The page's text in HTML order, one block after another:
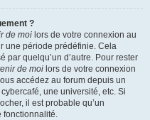
?
de moi lors de votre connexion au
une période prédéfinie. Cela
par quelqu’un d’autre. Pour rester
de moi lors de votre connexion
accédez au forum depuis un
une université, etc. Si
il est probable qu’un
fonctionnalité.